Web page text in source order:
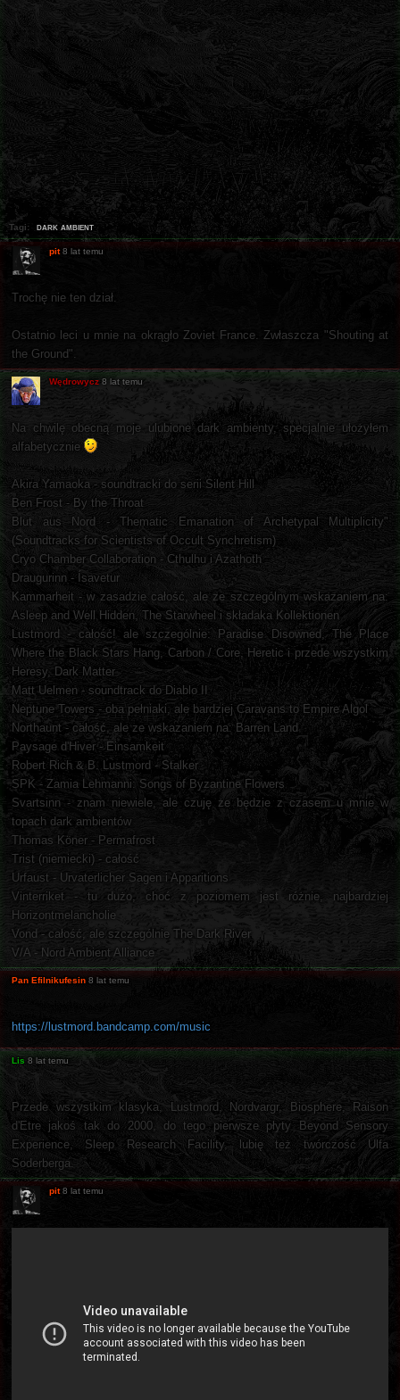
Tagi: dark ambient
pit 8 lat temu
Trochę nie ten dział.
Ostatnio leci u mnie na okrągło Zoviet France. Zwłaszcza "Shouting at
the Ground".
Wędrowycz 8 lat temu
Na chwilę obecną moje ulubione dark ambienty, specjalnie ułożyłem
alfabetycznie
Akira Yamaoka - soundtracki do serii Silent Hill
Ben Frost - By the Throat
Blut aus Nord - Thematic Emanation of Archetypal Multiplicity"
(Soundtracks for Scientists of Occult Synchretism)
Cryo Chamber Collaboration - Cthulhu i Azathoth
Draugurinn - Ísavetur
Kammarheit - w zasadzie całość, ale ze szczególnym wskazaniem na:
Asleep and Well Hidden, The Starwheel i składaka Kollektionen
Lustmord - całość! ale szczególnie: Paradise Disowned, The Place
Where the Black Stars Hang, Carbon / Core, Heretic i przede wszystkim
Heresy, Dark Matter
Matt Uelmen - soundtrack do Diablo II
Neptune Towers - oba pełniaki, ale bardziej Caravans to Empire Algol
Northaunt - całość, ale ze wskazaniem na: Barren Land
Paysage d'Hiver - Einsamkeit
Robert Rich & B. Lustmord - Stalker
SPK - Zamia Lehmanni: Songs of Byzantine Flowers
Svartsinn - znam niewiele, ale czuję że będzie z czasem u mnie w
topach dark ambientów
Thomas Köner - Permafrost
Trist (niemiecki) - całość
Urfaust - Urvaterlicher Sagen i Apparitions
Vinterriket - tu dużo, choć z poziomem jest różnie, najbardziej
Horizontmelancholie
Vond - całość, ale szczególnie The Dark River
V/A - Nord Ambient Alliance
Pan Efilnikufesin 8 lat temu
https://lustmord.bandcamp.com/music
Lis 8 lat temu
Przede wszystkim klasyka, Lustmord, Nordvargr, Biosphere, Raison
d'Etre jakoś tak do 2000, do tego pierwsze płyty Beyond Sensory
Experience, Sleep Research Facility, lubię też twórczość Ulfa
Soderberga.
pit 8 lat temu